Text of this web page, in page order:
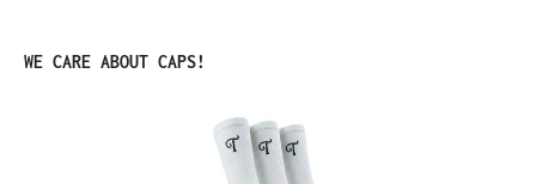
Produktgalerie überspringen
WE CARE ABOUT CAPS!